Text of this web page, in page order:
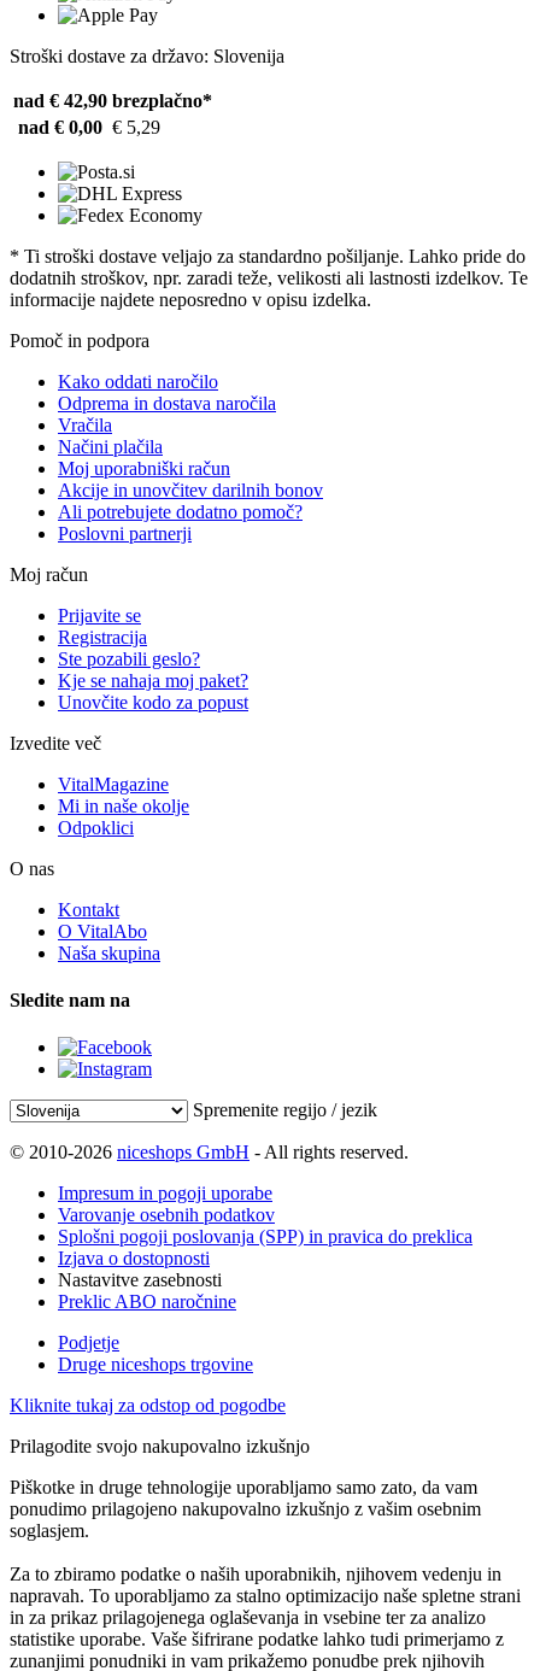
Stroški dostave za državo: Slovenija
nad € 42,90 brezplačno*
nad € 0,00 € 5,29
* Ti stroški dostave veljajo za standardno pošiljanje. Lahko pride do
dodatnih stroškov, npr. zaradi teže, velikosti ali lastnosti izdelkov. Te
informacije najdete neposredno v opisu izdelka.
Pomoč in podpora
Kako oddati naročilo
Odprema in dostava naročila
Vračila
Načini plačila
Moj uporabniški račun
Akcije in unovčitev darilnih bonov
Ali potrebujete dodatno pomoč?
Poslovni partnerji
Moj račun
Prijavite se
Registracija
Ste pozabili geslo?
Kje se nahaja moj paket?
Unovčite kodo za popust
Izvedite več
VitalMagazine
Mi in naše okolje
Odpoklici
O nas
Kontakt
O VitalAbo
Naša skupina
Sledite nam na
Spremenite regijo / jezik
© 2010-2026 niceshops GmbH - All rights reserved.
Impresum in pogoji uporabe
Varovanje osebnih podatkov
Splošni pogoji poslovanja (SPP) in pravica do preklica
Izjava o dostopnosti
Nastavitve zasebnosti
Preklic ABO naročnine
Podjetje
Druge niceshops trgovine
Kliknite tukaj za odstop od pogodbe
Prilagodite svojo nakupovalno izkušnjo
Piškotke in druge tehnologije uporabljamo samo zato, da vam
ponudimo prilagojeno nakupovalno izkušnjo z vašim osebnim
soglasjem.
Za to zbiramo podatke o naših uporabnikih, njihovem vedenju in
napravah. To uporabljamo za stalno optimizacijo naše spletne strani
in za prikaz prilagojenega oglaševanja in vsebine ter za analizo
statistike uporabe. Vaše šifrirane podatke lahko tudi primerjamo z
zunanjimi ponudniki in vam prikažemo ponudbe prek njihovih